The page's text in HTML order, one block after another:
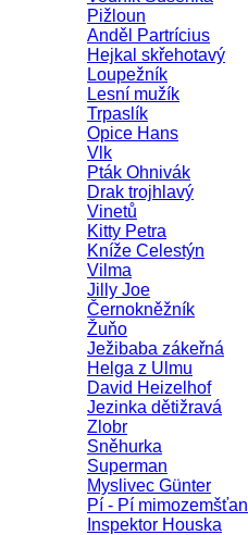
Pižloun
Anděl Partrícius
Hejkal skřehotavý
Loupežník
Lesní mužík
Trpaslík
Opice Hans
Vlk
Pták Ohnivák
Drak trojhlavý
Vinetů
Kitty Petra
Kníže Celestýn
Vilma
Jilly Joe
Černokněžník
Žuňo
Ježibaba zákeřná
Helga z Ulmu
David Heizelhof
Jezinka dětižravá
Zlobr
Sněhurka
Superman
Myslivec Günter
Pí - Pí mimozemšťan
Inspektor Houska